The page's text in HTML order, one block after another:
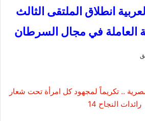
انطلاق الملتقى الثالث
العاملة في مجال السرطان